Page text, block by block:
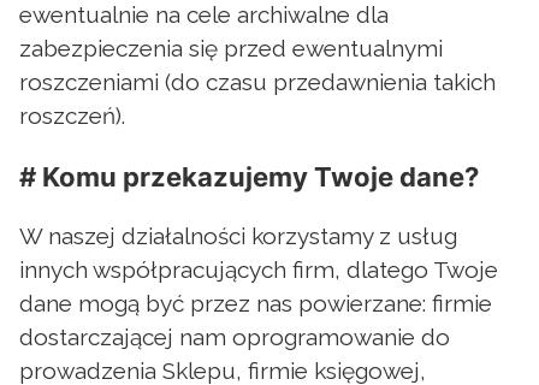
ewentualnie na cele archiwalne dla
zabezpieczenia się przed ewentualnymi
roszczeniami (do czasu przedawnienia takich
roszczeń).
# Komu przekazujemy Twoje dane?
W naszej działalności korzystamy z usług
innych współpracujących firm, dlatego Twoje
dane mogą być przez nas powierzane: firmie
dostarczającej nam oprogramowanie do
prowadzenia Sklepu, firmie księgowej,